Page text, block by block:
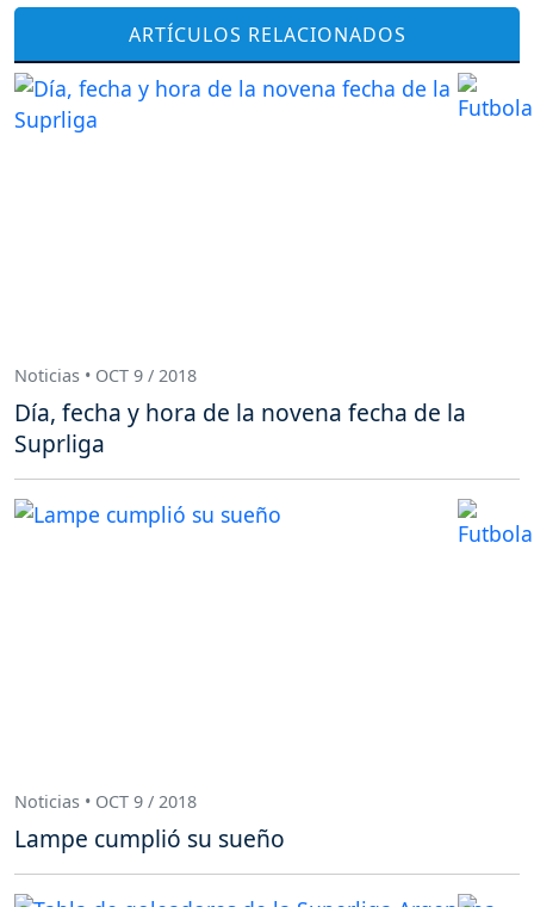
ARTÍCULOS RELACIONADOS
Noticias • OCT 9 / 2018
Día, fecha y hora de la novena fecha de la
Suprliga
Noticias • OCT 9 / 2018
Lampe cumplió su sueño